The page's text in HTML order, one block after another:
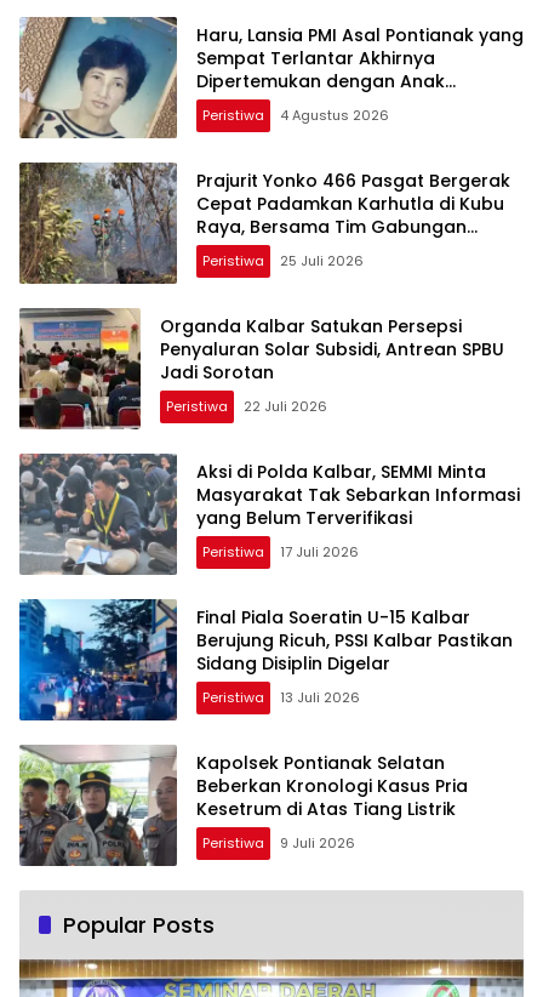
Haru, Lansia PMI Asal Pontianak yang
Sempat Terlantar Akhirnya
Dipertemukan dengan Anak
Kandung
Peristiwa 4 Agustus 2026
Prajurit Yonko 466 Pasgat Bergerak
Cepat Padamkan Karhutla di Kubu
Raya, Bersama Tim Gabungan
Cegah Meluasnya Api
Peristiwa 25 Juli 2026
Organda Kalbar Satukan Persepsi
Penyaluran Solar Subsidi, Antrean SPBU
Jadi Sorotan
Peristiwa 22 Juli 2026
Aksi di Polda Kalbar, SEMMI Minta
Masyarakat Tak Sebarkan Informasi
yang Belum Terverifikasi
Peristiwa 17 Juli 2026
Final Piala Soeratin U-15 Kalbar
Berujung Ricuh, PSSI Kalbar Pastikan
Sidang Disiplin Digelar
Peristiwa 13 Juli 2026
Kapolsek Pontianak Selatan
Beberkan Kronologi Kasus Pria
Kesetrum di Atas Tiang Listrik
Peristiwa 9 Juli 2026
Popular Posts